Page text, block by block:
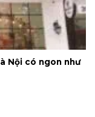
Nội có ngon như